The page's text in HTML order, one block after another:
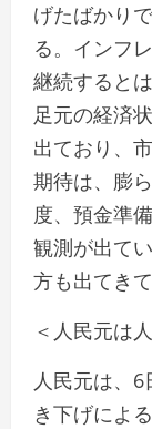
げたばかり
る。インフ
継続すると
足元の経済
出ており、
期待は、膨
度、預金準
観測が出て
方も出てきて
＜人民元は
人民元は、
き下げによ